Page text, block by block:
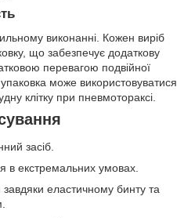
виконанні. Кожен виріб
що забезпечує додаткову
перевагою подвійної
може використовуватися
клітку при пневмотораксі.
засіб.
в екстремальних умовах.
завдяки еластичному бинту та